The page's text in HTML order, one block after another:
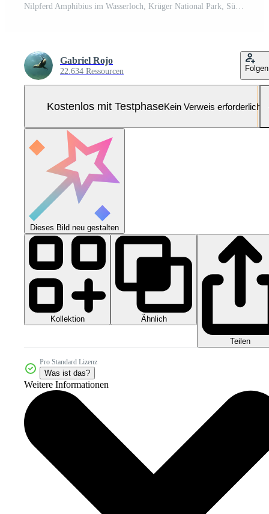
Nilpferd Amphibius im Wasserloch, Krüger National Park, Süden Afrika Pro Foto
Gabriel Rojo
22.634 Ressourcen Folgen
Kostenlos mit TestphaseKein Verweis erforderlich
Dieses Bild neu gestalten
Kollektion Ähnlich
Teilen
Pro Standard Lizenz
Was ist das?
Weitere Informationen